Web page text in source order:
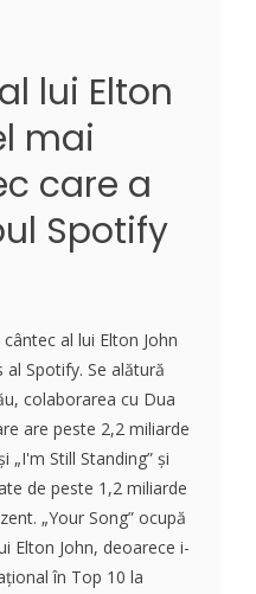
lui Elton
mai
care a
Spotify
al lui Elton John
al Spotify. Se alătură
colaborarea cu Dua
are peste 2,2 miliarde
„I'm Still Standing” și
de peste 1,2 miliarde
„Your Song” ocupă
Elton John, deoarece i-
în Top 10 la